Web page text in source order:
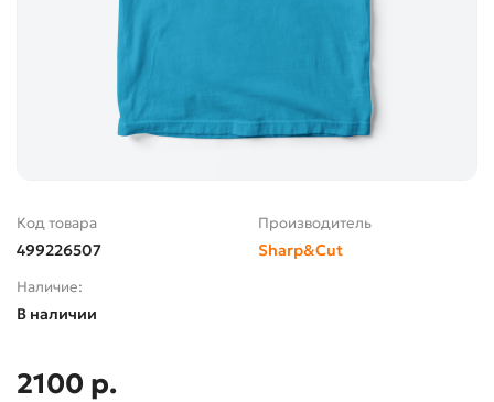
Код товара
499226507
Производитель
Sharp&Cut
Наличие:
В наличии
2100 р.